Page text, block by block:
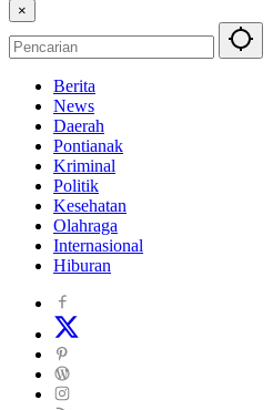
×
Berita
News
Daerah
Pontianak
Kriminal
Politik
Kesehatan
Olahraga
Internasional
Hiburan